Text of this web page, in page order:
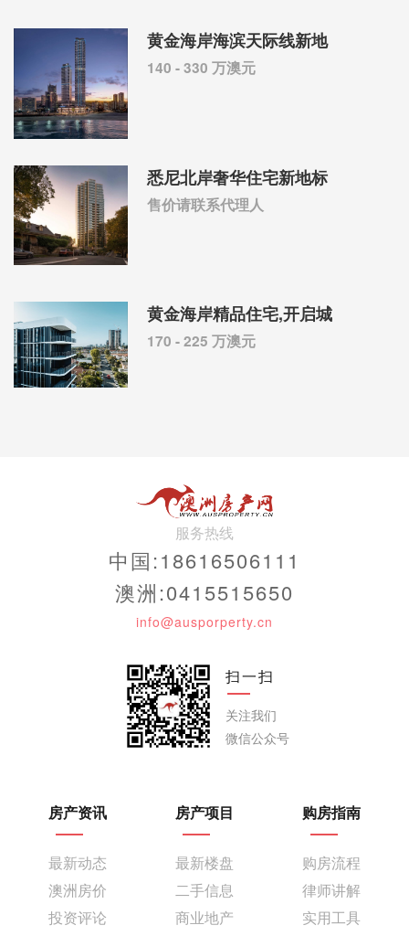
黄金海岸海滨天际线新地
140 - 330 万澳元
悉尼北岸奢华住宅新地标
售价请联系代理人
黄金海岸精品住宅,开启城
170 - 225 万澳元
服务热线
中国:18616506111
澳洲:0415515650
info@ausporperty.cn
扫一扫
关注我们
微信公众号
房产资讯
最新动态
澳洲房价
投资评论
房产项目
最新楼盘
二手信息
商业地产
购房指南
购房流程
律师讲解
实用工具